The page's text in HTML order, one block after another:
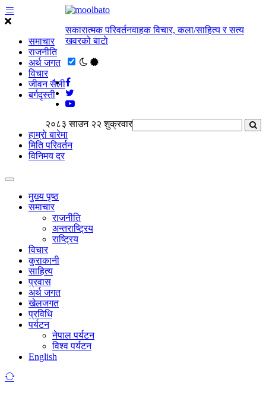
समाचार
राजनीति
अर्थ जगत
विचार
जीवन सैली
बर्गदृस्ती
सकारात्मक परिवर्तनवाहक विचार, कला/साहित्य र सत्य
खवरको बाटाे
२०८३ साउन २२ शुक्रवार
हाम्राे बारेमा
मिति परिवर्तन
विनिमय दर
मुख्य पृष्ठ
समाचार
राजनीति
अन्तराष्ट्रिय
राष्ट्रिय
विचार
कुराकानी
साहित्य
प्रवास
अर्थ जगत
खेलजगत
प्रविधि
पर्यटन
नेपाल पर्यटन
विश्व पर्यटन
English